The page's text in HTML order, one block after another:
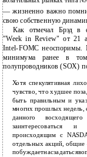
— жизненно важно
свою собственную
Как отмечал Брэд в
"Week in Review" от 21
Intel-FOMC неоспоримы.
минимума ранее в
полупроводников (SOX)
Хотя спекулятивная
чувство, что худшее
быть правильным и
многих прошлых недель,
данного
заинтересоваться и
происходящим с
отдельных акций, общие